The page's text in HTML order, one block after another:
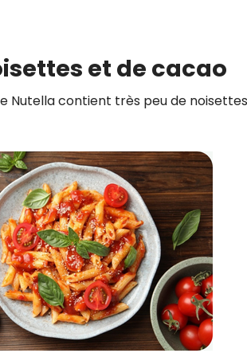
et de cacao
Nutella contient très peu de